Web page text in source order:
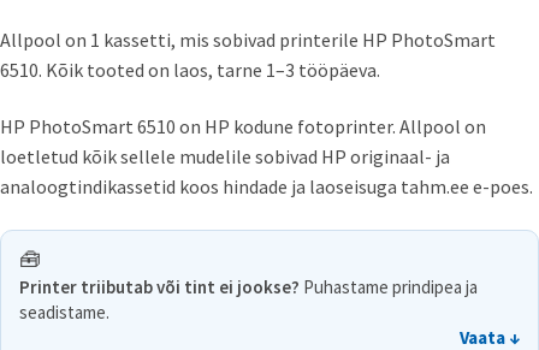
Allpool on 1 kassetti, mis sobivad printerile HP PhotoSmart
6510. Kõik tooted on laos, tarne 1–3 tööpäeva.
HP PhotoSmart 6510 on HP kodune fotoprinter. Allpool on
loetletud kõik sellele mudelile sobivad HP originaal- ja
analoogtindikassetid koos hindade ja laoseisuga tahm.ee e-poes.
🧰
Printer triibutab või tint ei jookse? Puhastame prindipea ja
seadistame.
Vaata ↓